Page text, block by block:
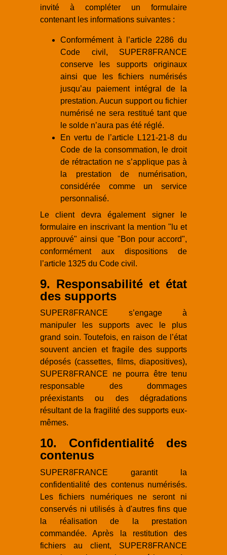
invité à compléter un formulaire
contenant les informations suivantes :
Conformément à l’article 2286 du
Code civil, SUPER8FRANCE
conserve les supports originaux
ainsi que les fichiers numérisés
jusqu’au paiement intégral de la
prestation. Aucun support ou fichier
numérisé ne sera restitué tant que
le solde n’aura pas été réglé.
En vertu de l’article L121-21-8 du
Code de la consommation, le droit
de rétractation ne s’applique pas à
la prestation de numérisation,
considérée comme un service
personnalisé.
Le client devra également signer le
formulaire en inscrivant la mention "lu et
approuvé" ainsi que "Bon pour accord",
conformément aux dispositions de
l’article 1325 du Code civil.
9. Responsabilité et état
des supports
SUPER8FRANCE s’engage à
manipuler les supports avec le plus
grand soin. Toutefois, en raison de l’état
souvent ancien et fragile des supports
déposés (cassettes, films, diapositives),
SUPER8FRANCE ne pourra être tenu
responsable des dommages
préexistants ou des dégradations
résultant de la fragilité des supports eux-
mêmes.
10. Confidentialité des
contenus
SUPER8FRANCE garantit la
confidentialité des contenus numérisés.
Les fichiers numériques ne seront ni
conservés ni utilisés à d'autres fins que
la réalisation de la prestation
commandée. Après la restitution des
fichiers au client, SUPER8FRANCE